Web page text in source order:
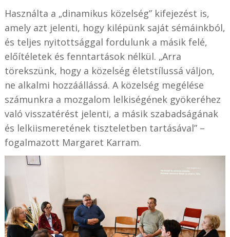
Használta a „dinamikus közelség” kifejezést is,
amely azt jelenti, hogy kilépünk saját sémáinkból,
és teljes nyitottsággal fordulunk a másik felé,
előítéletek és fenntartások nélkül. „Arra
törekszünk, hogy a közelség életstílussá váljon,
ne alkalmi hozzáállássá. A közelség megélése
számunkra a mozgalom lelkiségének gyökeréhez
való visszatérést jelenti, a másik szabadságának
és lelkiismeretének tiszteletben tartásával” –
fogalmazott Margaret Karram.